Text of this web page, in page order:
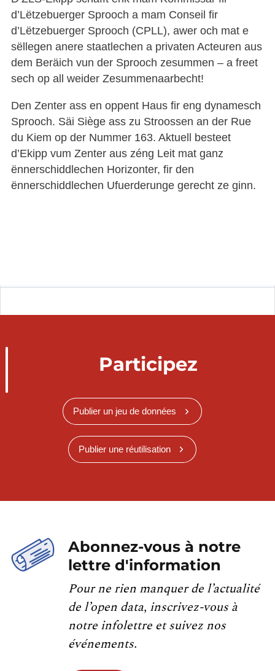
d’Lëtzebuerger Sprooch a mam Conseil fir
d’Lëtzebuerger Sprooch (CPLL), awer och mat e
sëllegen anere staatlechen a privaten Acteuren aus
dem Beräich vun der Sprooch zesummen – a freet
sech op all weider Zesummenaarbecht!
Den Zenter ass en oppent Haus fir eng dynamesch
Sprooch. Säi Siège ass zu Stroossen an der Rue
du Kiem op der Nummer 163. Aktuell besteet
d’Ekipp vum Zenter aus zéng Leit mat ganz
ënnerschiddlechen Horizonter, fir den
ënnerschiddlechen Ufuerderunge gerecht ze ginn.
Participez
Publier un jeu de données
Publier une réutilisation
Abonnez-vous à notre
lettre d'information
Pour ne rien manquer de l’actualité
de l’open data, inscrivez-vous à
notre infolettre et suivez nos
événements.